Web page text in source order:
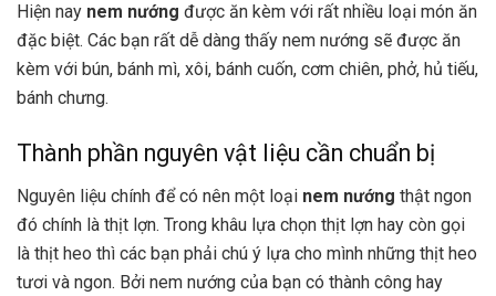
Hiện nay nem nướng được ăn kèm với rất nhiều loại món ăn
đặc biệt. Các bạn rất dễ dàng thấy nem nướng sẽ được ăn
kèm với bún, bánh mì, xôi, bánh cuốn, cơm chiên, phở, hủ tiếu,
bánh chưng.
Thành phần nguyên vật liệu cần chuẩn bị
Nguyên liệu chính để có nên một loại nem nướng thật ngon
đó chính là thịt lợn. Trong khâu lựa chọn thịt lợn hay còn gọi
là thịt heo thì các bạn phải chú ý lựa cho mình những thịt heo
tươi và ngon. Bởi nem nướng của bạn có thành công hay